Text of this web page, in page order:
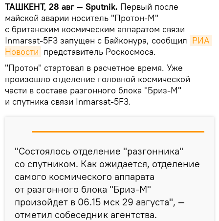
ТАШКЕНТ, 28 авг — Sputnik. Первый после
майской аварии носитель "Протон-М"
с британским космическим аппаратом связи
Inmarsat-5F3 запущен с Байконура, сообщил РИА
Новости представитель Роскосмоса.
"Протон" стартовал в расчетное время. Уже
произошло отделение головной космической
части в составе разгонного блока "Бриз-М"
и спутника связи Inmarsat-5F3.
"Состоялось отделение "разгонника"
со спутником. Как ожидается, отделение
самого космического аппарата
от разгонного блока "Бриз-М"
произойдет в 06.15 мск 29 августа", —
отметил собеседник агентства.